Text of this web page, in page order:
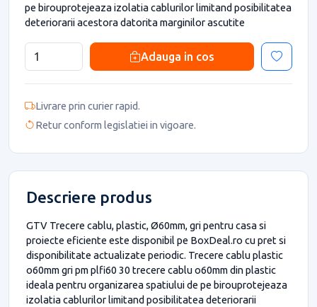
pe birouprotejeaza izolatia cablurilor limitand posibilitatea
deteriorarii acestora datorita marginilor ascutite
Adauga in cos
Livrare prin curier rapid.
Retur conform legislatiei in vigoare.
Descriere produs
GTV Trecere cablu, plastic, Ø60mm, gri pentru casa si
proiecte eficiente este disponibil pe BoxDeal.ro cu pret si
disponibilitate actualizate periodic. Trecere cablu plastic
o60mm gri pm plfi60 30 trecere cablu o60mm din plastic
ideala pentru organizarea spatiului de pe birouprotejeaza
izolatia cablurilor limitand posibilitatea deteriorarii